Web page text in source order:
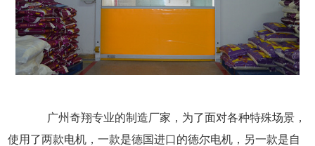
广州奇翔专业的制造厂家，为了面对各种特殊场景，
使用了两款电机，一款是德国进口的德尔电机，另一款是自